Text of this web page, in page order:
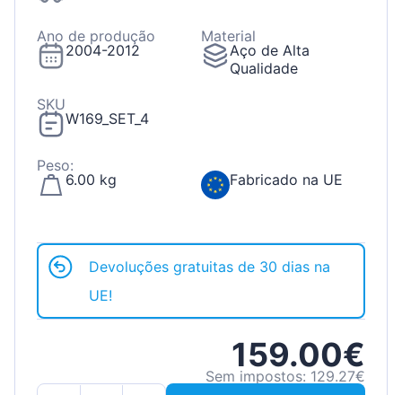
Ano de produção
2004-2012
Material
Aço de Alta
Qualidade
SKU
W169_SET_4
Peso:
6.00 kg
Fabricado na UE
Devoluções gratuitas de 30 dias na
UE!
159.00€
Sem impostos: 129.27€